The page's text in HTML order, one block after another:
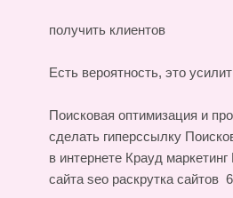
получить клиентов
Есть вероятность, это
Поисковая оптимизация и
сделать гиперссылку
в интернете Крауд маркетинг
сайта seo раскрутка сайтов